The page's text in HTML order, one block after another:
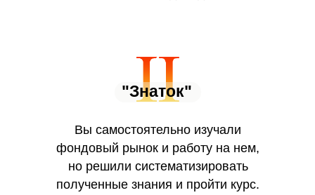
инструменту для
финансовой свободы.
Вы самостоятельно изучали
фондовый рынок и работу на нем,
но решили систематизировать
полученные знания и пройти курс.
"Знаток"